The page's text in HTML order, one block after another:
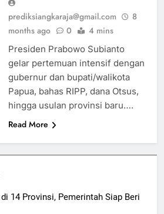
prediksiangkaraja@gmail.com
8
months ago
0 4 mins
Presiden Prabowo Subianto
gelar pertemuan intensif dengan
gubernur dan bupati/walikota
Papua, bahas RIPP, dana Otsus,
hingga usulan provinsi baru….
Read More
14 Provinsi, Pemerintah Siap Beri